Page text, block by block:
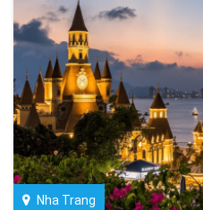
Nha Trang